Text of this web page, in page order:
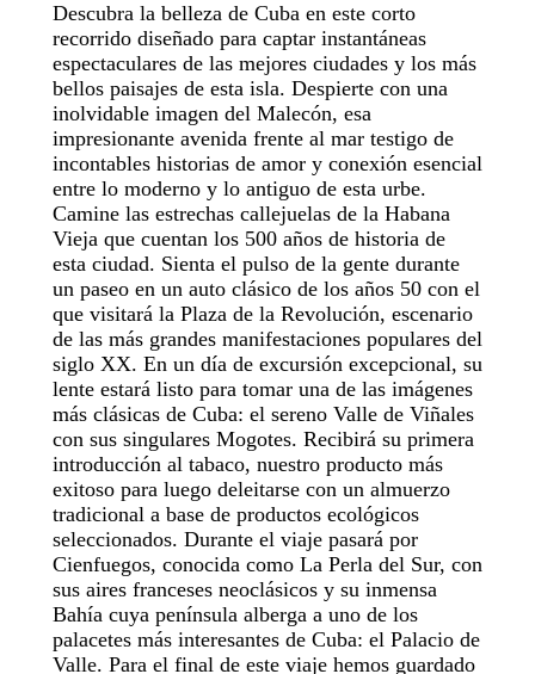
Descubra la belleza de Cuba en este corto
recorrido diseñado para captar instantáneas
espectaculares de las mejores ciudades y los más
bellos paisajes de esta isla. Despierte con una
inolvidable imagen del Malecón, esa
impresionante avenida frente al mar testigo de
incontables historias de amor y conexión esencial
entre lo moderno y lo antiguo de esta urbe.
Camine las estrechas callejuelas de la Habana
Vieja que cuentan los 500 años de historia de
esta ciudad. Sienta el pulso de la gente durante
un paseo en un auto clásico de los años 50 con el
que visitará la Plaza de la Revolución, escenario
de las más grandes manifestaciones populares del
siglo XX. En un día de excursión excepcional, su
lente estará listo para tomar una de las imágenes
más clásicas de Cuba: el sereno Valle de Viñales
con sus singulares Mogotes. Recibirá su primera
introducción al tabaco, nuestro producto más
exitoso para luego deleitarse con un almuerzo
tradicional a base de productos ecológicos
seleccionados. Durante el viaje pasará por
Cienfuegos, conocida como La Perla del Sur, con
sus aires franceses neoclásicos y su inmensa
Bahía cuya península alberga a uno de los
palacetes más interesantes de Cuba: el Palacio de
Valle. Para el final de este viaje hemos guardado